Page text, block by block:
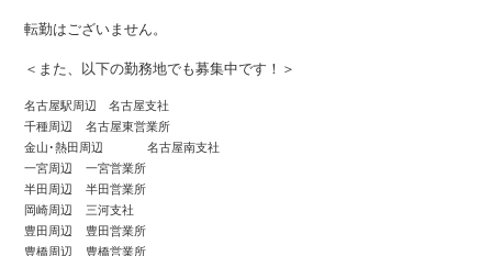
転勤はございません。
＜また、以下の勤務地でも募集中です！＞
名古屋駅周辺　名古屋支社
千種周辺 	名古屋東営業所
金山･熱田周辺 	名古屋南支社
一宮周辺 	一宮営業所
半田周辺 	半田営業所
岡崎周辺 	三河支社
豊田周辺 	豊田営業所
豊橋周辺 	豊橋営業所